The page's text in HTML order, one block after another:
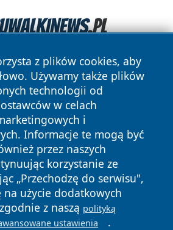
z plików cookies, aby
Używamy także plików
technologii od
w celach
i
Informacje te mogą być
przez naszych
korzystanie ze
„Przechodzę do serwisu",
na użycie dodatkowych
z naszą polityką
ustawienia .
Wszystkie prawa
Polityka
Cookies